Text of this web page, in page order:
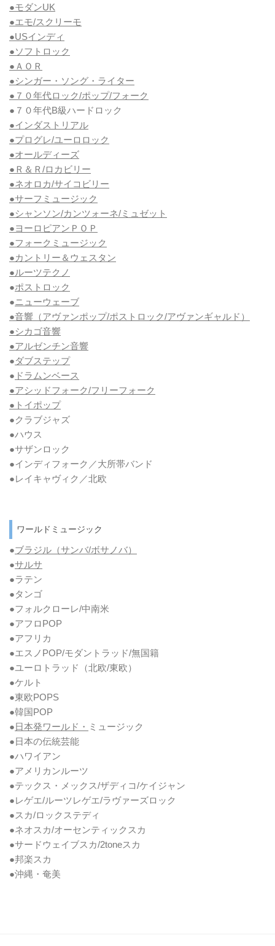
●モダンUK
●エモ/スクリーモ
●USインディ
●ソフトロック
●ＡＯＲ
●シンガー・ソング・ライター
●７０年代ロック/ポップ/フォーク
●７０年代B級ハードロック
●インダストリアル
●プログレ/ユーロロック
●オールディーズ
●Ｒ＆Ｒ/ロカビリー
●ネオロカ/サイコビリー
●サーフミュージック
●シャンソン/カンツォーネ/ミュゼット
●ヨーロピアンＰＯＰ
●フォークミュージック
●カントリー＆ウェスタン
●ルーツテクノ
●ポストロック
●ニューウェーブ
●音響（アヴァンポップ/ポストロック/アヴァンギャルド）
●シカゴ音響
●アルゼンチン音響
●ダブステップ
● ドラムンベース
●アシッドフォーク/フリーフォーク
●トイポップ
●クラブジャズ
●ハウス
●サザンロック
●インディフォーク／大所帯バンド
●レイキャヴィク／北欧
ワールドミュージック
●ブラジル（サンバ/ボサノバ）
●サルサ
●ラテン
●タンゴ
●フォルクローレ/中南米
●アフロPOP
●アフリカ
●エスノPOP/モダントラッド/無国籍
●ユーロトラッド（北欧/東欧）
●ケルト
●東欧POPS
●韓国POP
●日本発ワールド・ ミュージック
●日本の伝統芸能
●ハワイアン
●アメリカンルーツ
●テックス・メックス/ザディコ/ケイジャン
●レゲエ/ルーツレゲエ/ラヴァーズロック
●スカ/ロックステディ
●ネオスカ/オーセンティックスカ
●サードウェイブスカ/2toneスカ
●邦楽スカ
●沖縄・奄美